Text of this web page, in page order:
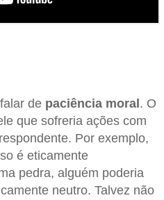
de paciência moral . O
que sofreria ações com
Por exemplo,
é eticamente
pedra, alguém poderia
neutro. Talvez não